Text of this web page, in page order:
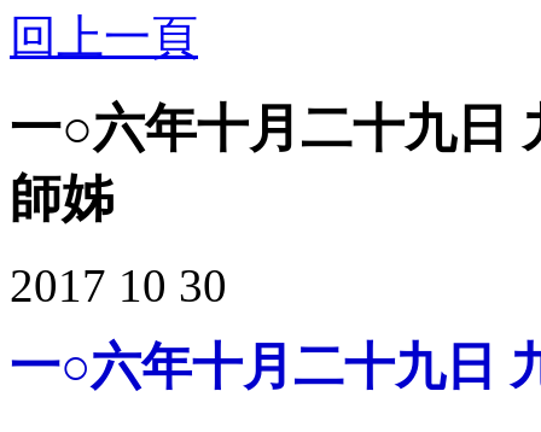
回上一頁
一○六年十月二十九日
師姊
2017 10 30
一○六年十月二十九日